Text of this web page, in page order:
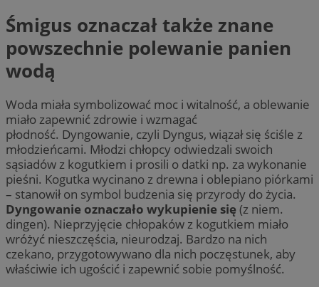
Śmigus oznaczał także znane
powszechnie polewanie panien
wodą
Woda miała symbolizować moc i witalność, a oblewanie
miało zapewnić zdrowie i wzmagać
płodność. Dyngowanie, czyli Dyngus, wiązał się ściśle z
młodzieńcami. Młodzi chłopcy odwiedzali swoich
sąsiadów z kogutkiem i prosili o datki np. za wykonanie
pieśni. Kogutka wycinano z drewna i oblepiano piórkami
– stanowił on symbol budzenia się przyrody do życia.
Dyngowanie oznaczało wykupienie się(z niem.
dingen). Nieprzyjęcie chłopaków z kogutkiem miało
wróżyć nieszczęścia, nieurodzaj. Bardzo na nich
czekano, przygotowywano dla nich poczęstunek, aby
właściwie ich ugościć i zapewnić sobie pomyślność.